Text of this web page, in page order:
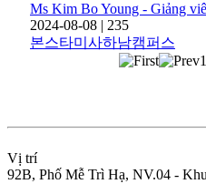
Ms Kim Bo Young - Giảng
2024-08-08 | 235
본스타미사하남캠퍼스
1
Vị trí
92B, Phố Mễ Trì Hạ, NV.04 -